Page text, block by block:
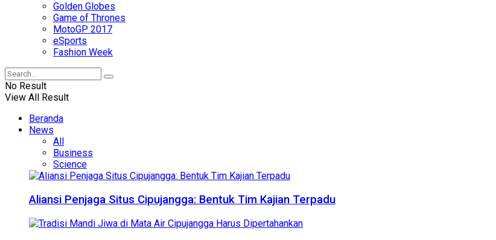
Golden Globes
Game of Thrones
MotoGP 2017
eSports
Fashion Week
No Result
View All Result
Beranda
News
All
Business
Science
Aliansi Penjaga Situs Cipujangga: Bentuk Tim Kajian Terpadu